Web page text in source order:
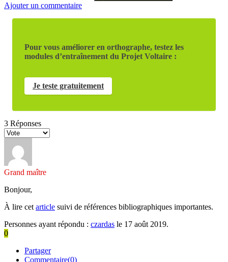
Ajouter un commentaire
Pour vous améliorer en orthographe, testez les
modules d’entraînement du Projet Voltaire :
Je teste gratuitement
3 Réponses
Grand maître
Bonjour,
À lire cet article suivi de références bibliographiques importantes.
Personnes ayant répondu : czardas le 17 août 2019.
0
Partager
Commentaire(0)